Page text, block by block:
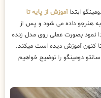
ابتداآموزش از پایه تا
هنرجو داده می شود و پس از
نمود بصورت عملی روی مدل زنده
تا کنون آموزش دیده است میکند.
دومینگو را توضیح خواهیم